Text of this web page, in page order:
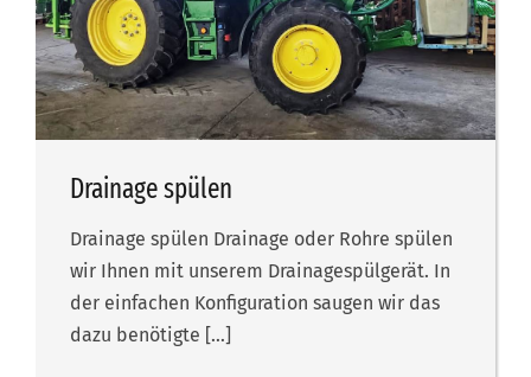
Drainage spülen
Drainage spülen Drainage oder Rohre spülen
wir Ihnen mit unserem Drainagespülgerät. In
der einfachen Konfiguration saugen wir das
dazu benötigte […]